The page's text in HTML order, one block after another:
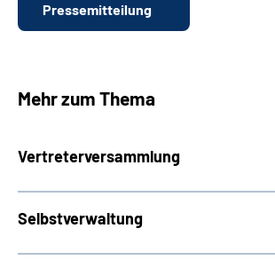
Pressemitteilung
Mehr zum Thema
Vertreterversammlung
Selbstverwaltung